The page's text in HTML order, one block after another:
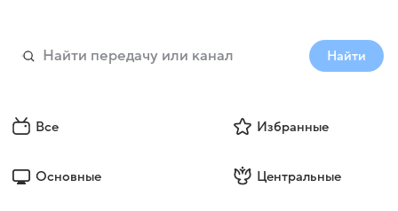
Найти
Все Избранные
Основные Центральные